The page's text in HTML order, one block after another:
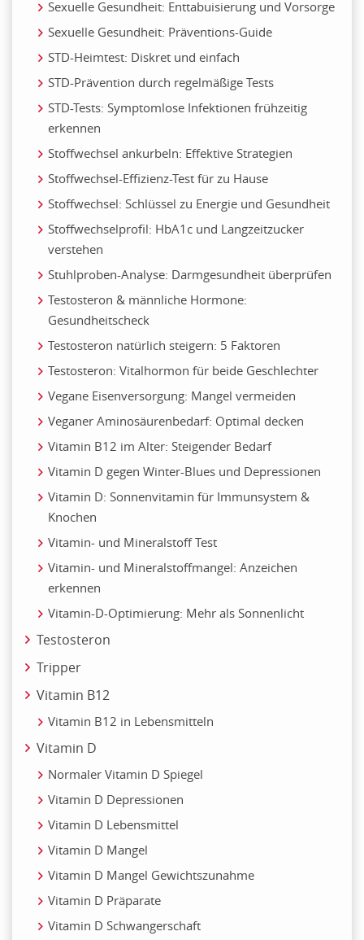
Sexuelle Gesundheit: Enttabuisierung und Vorsorge
Sexuelle Gesundheit: Präventions-Guide
STD-Heimtest: Diskret und einfach
STD-Prävention durch regelmäßige Tests
STD-Tests: Symptomlose Infektionen frühzeitig
erkennen
Stoffwechsel ankurbeln: Effektive Strategien
Stoffwechsel-Effizienz-Test für zu Hause
Stoffwechsel: Schlüssel zu Energie und Gesundheit
Stoffwechselprofil: HbA1c und Langzeitzucker
verstehen
Stuhlproben-Analyse: Darmgesundheit überprüfen
Testosteron & männliche Hormone:
Gesundheitscheck
Testosteron natürlich steigern: 5 Faktoren
Testosteron: Vitalhormon für beide Geschlechter
Vegane Eisenversorgung: Mangel vermeiden
Veganer Aminosäurenbedarf: Optimal decken
Vitamin B12 im Alter: Steigender Bedarf
Vitamin D gegen Winter-Blues und Depressionen
Vitamin D: Sonnenvitamin für Immunsystem &
Knochen
Vitamin- und Mineralstoff Test
Vitamin- und Mineralstoffmangel: Anzeichen
erkennen
Vitamin-D-Optimierung: Mehr als Sonnenlicht
Testosteron
Tripper
Vitamin B12
Vitamin B12 in Lebensmitteln
Vitamin D
Normaler Vitamin D Spiegel
Vitamin D Depressionen
Vitamin D Lebensmittel
Vitamin D Mangel
Vitamin D Mangel Gewichtszunahme
Vitamin D Präparate
Vitamin D Schwangerschaft